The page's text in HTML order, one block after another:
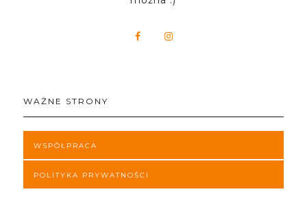
WAŻNE STRONY
WSPÓŁPRACA
POLITYKA PRYWATNOŚCI